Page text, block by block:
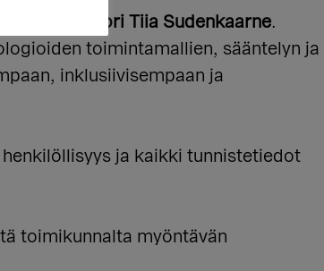
tutkijatohtori Tiia Sudenkaarne.
toimintamallien, sääntelyn ja
inklusiivisempaan ja
ja kaikki tunnistetiedot
toimikunnalta myöntävän